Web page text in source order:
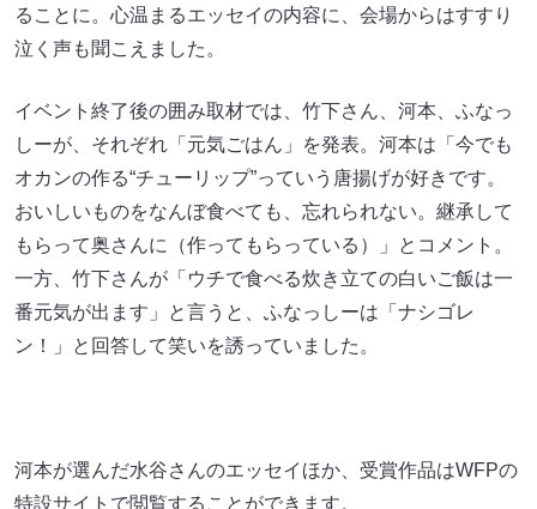
ることに。心温まるエッセイの内容に、会場からはすすり
泣く声も聞こえました。
イベント終了後の囲み取材では、竹下さん、河本、ふなっ
しーが、それぞれ「元気ごはん」を発表。河本は「今でも
オカンの作る“チューリップ”っていう唐揚げが好きです。
おいしいものをなんぼ食べても、忘れられない。継承して
もらって奥さんに（作ってもらっている）」とコメント。
一方、竹下さんが「ウチで食べる炊き立ての白いご飯は一
番元気が出ます」と言うと、ふなっしーは「ナシゴレ
ン！」と回答して笑いを誘っていました。
河本が選んだ水谷さんのエッセイほか、受賞作品はWFPの
特設サイトで閲覧することができます。